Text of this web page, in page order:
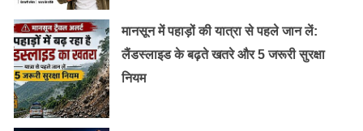
मानसून में पहाड़ों की यात्रा से पहले जान लें:
लैंडस्लाइड के बढ़ते खतरे और 5 जरूरी सुरक्षा
नियम